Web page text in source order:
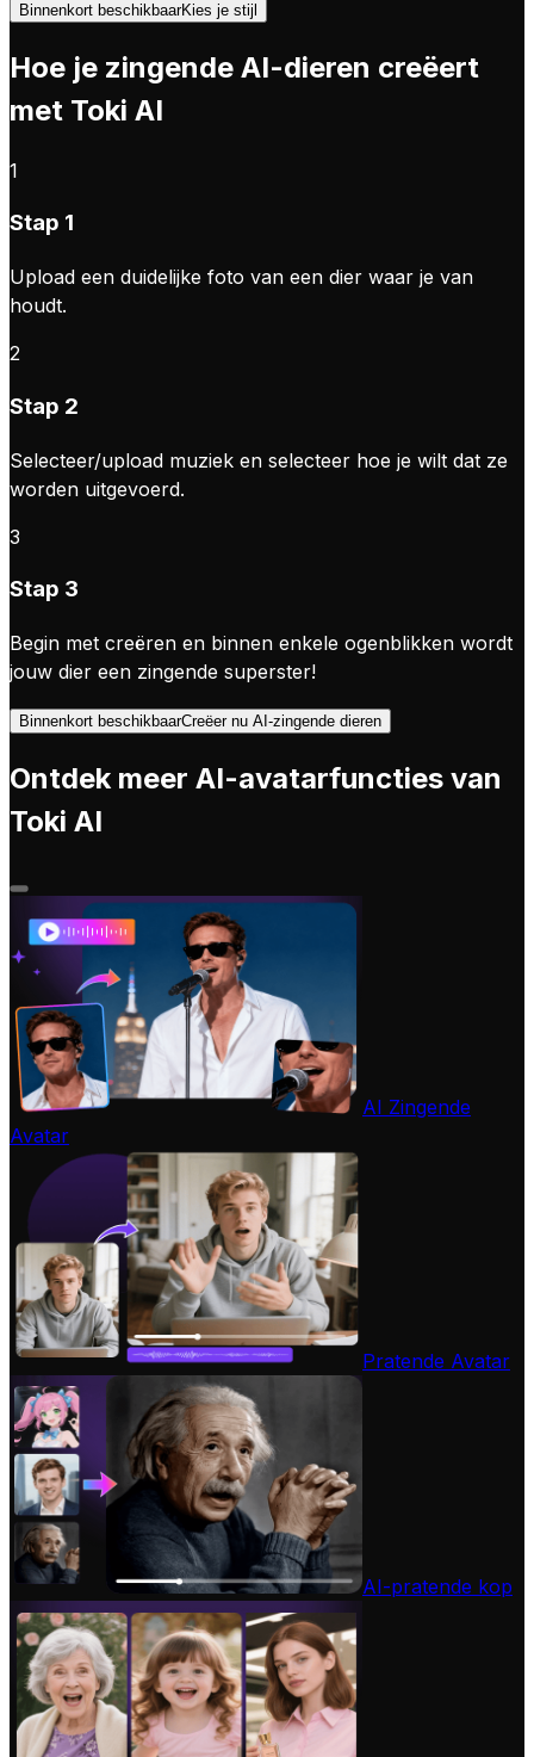
Binnenkort beschikbaarKies je stijl
Hoe je zingende AI-dieren creëert
met Toki AI
1
Stap 1
Upload een duidelijke foto van een dier waar je van
houdt.
2
Stap 2
Selecteer/upload muziek en selecteer hoe je wilt dat ze
worden uitgevoerd.
3
Stap 3
Begin met creëren en binnen enkele ogenblikken wordt
jouw dier een zingende superster!
Binnenkort beschikbaarCreëer nu AI-zingende dieren
Ontdek meer AI-avatarfuncties van
Toki AI
AI Zingende
Avatar
Pratende Avatar
AI-pratende kop